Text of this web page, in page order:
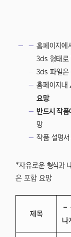
홈페이지에
3ds 형태로
3ds 파일은
홈페이지내
요망
반드시 작품
망
작품 설명
*자유로운 형식과
은 포함 요망
제목
–
나